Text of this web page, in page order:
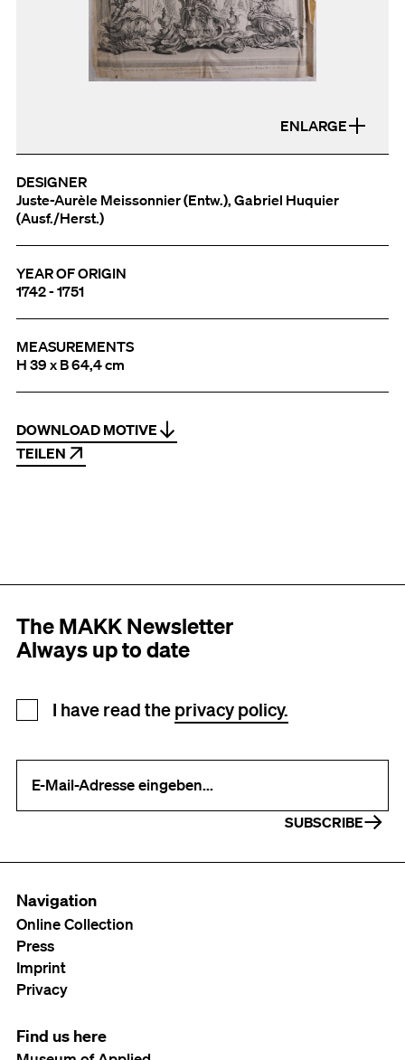
ENLARGE
DESIGNER
Juste-Aurèle Meissonnier (Entw.), Gabriel Huquier
(Ausf./Herst.)
YEAR OF ORIGIN
1742 - 1751
MEASUREMENTS
H 39 x B 64,4 cm
DOWNLOAD MOTIVE
TEILEN
The MAKK Newsletter
Always up to date
Newsletter registration
I have read the privacy policy.
SUBSCRIBE
Navigation
Online Collection
Press
Imprint
Privacy
Find us here